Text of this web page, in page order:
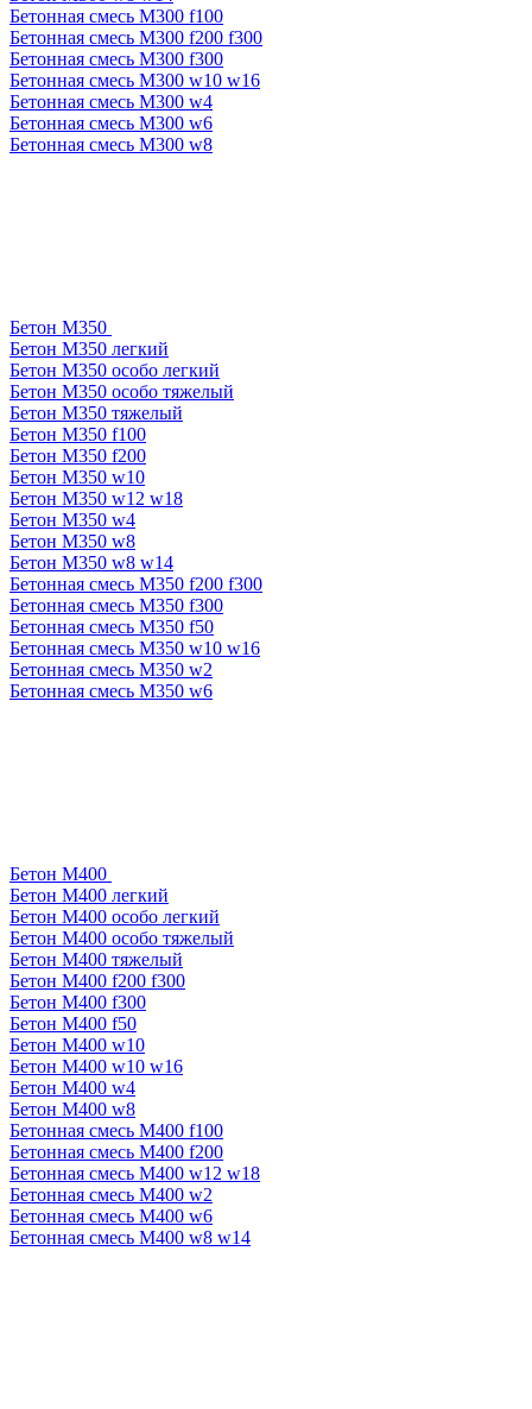
Бетонная смесь М300 f100
Бетонная смесь М300 f200 f300
Бетонная смесь М300 f300
Бетонная смесь М300 w10 w16
Бетонная смесь М300 w4
Бетонная смесь М300 w6
Бетонная смесь М300 w8
Бетон М350
Бетон М350 легкий
Бетон М350 особо легкий
Бетон М350 особо тяжелый
Бетон М350 тяжелый
Бетон М350 f100
Бетон М350 f200
Бетон М350 w10
Бетон М350 w12 w18
Бетон М350 w4
Бетон М350 w8
Бетон М350 w8 w14
Бетонная смесь М350 f200 f300
Бетонная смесь М350 f300
Бетонная смесь М350 f50
Бетонная смесь М350 w10 w16
Бетонная смесь М350 w2
Бетонная смесь М350 w6
Бетон М400
Бетон М400 легкий
Бетон М400 особо легкий
Бетон М400 особо тяжелый
Бетон М400 тяжелый
Бетон М400 f200 f300
Бетон М400 f300
Бетон М400 f50
Бетон М400 w10
Бетон М400 w10 w16
Бетон М400 w4
Бетон М400 w8
Бетонная смесь М400 f100
Бетонная смесь М400 f200
Бетонная смесь М400 w12 w18
Бетонная смесь М400 w2
Бетонная смесь М400 w6
Бетонная смесь М400 w8 w14